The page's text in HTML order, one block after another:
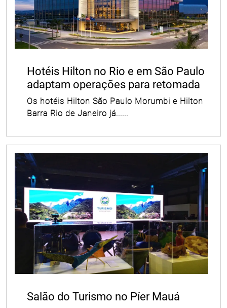
Hotéis Hilton no Rio e em São Paulo
adaptam operações para retomada
Os hotéis Hilton São Paulo Morumbi e Hilton
Barra Rio de Janeiro já......
Salão do Turismo no Píer Mauá